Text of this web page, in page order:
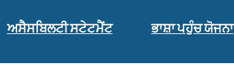
ਅਸੈਸਬਿਲਟੀ ਸਟੇਟਮੈਂਟ ਭਾਸ਼ਾ ਪਹੁੰਚ ਯੋਜਨਾ